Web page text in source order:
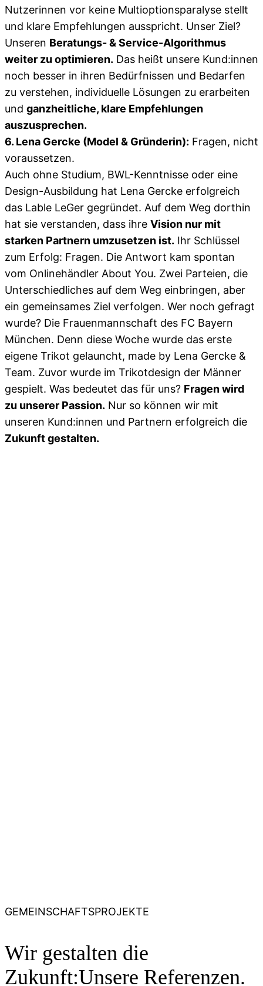
Nutzerinnen vor keine Multioptionsparalyse stellt
und klare Empfehlungen ausspricht. Unser Ziel?
Unseren Beratungs- & Service-Algorithmus
weiter zu optimieren. Das heißt unsere Kund:innen
noch besser in ihren Bedürfnissen und Bedarfen
zu verstehen, individuelle Lösungen zu erarbeiten
und ganzheitliche, klare Empfehlungen
auszusprechen.
6. Lena Gercke (Model & Gründerin): Fragen, nicht
voraussetzen.
Auch ohne Studium, BWL-Kenntnisse oder eine
Design-Ausbildung hat Lena Gercke erfolgreich
das Lable LeGer gegründet. Auf dem Weg dorthin
hat sie verstanden, dass ihre Vision nur mit
starken Partnern umzusetzen ist. Ihr Schlüssel
zum Erfolg: Fragen. Die Antwort kam spontan
vom Onlinehändler About You. Zwei Parteien, die
Unterschiedliches auf dem Weg einbringen, aber
ein gemeinsames Ziel verfolgen. Wer noch gefragt
wurde? Die Frauenmannschaft des FC Bayern
München. Denn diese Woche wurde das erste
eigene Trikot gelauncht, made by Lena Gercke &
Team. Zuvor wurde im Trikotdesign der Männer
gespielt. Was bedeutet das für uns? Fragen wird
zu unserer Passion. Nur so können wir mit
unseren Kund:innen und Partnern erfolgreich die
Zukunft gestalten.
GEMEINSCHAFTSPROJEKTE
Wir gestalten die
Zukunft:Unsere Referenzen.